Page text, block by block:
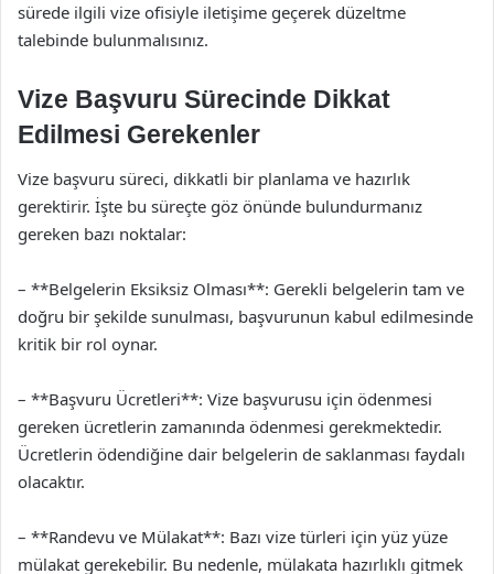
sürede ilgili vize ofisiyle iletişime geçerek düzeltme
talebinde bulunmalısınız.
Vize Başvuru Sürecinde Dikkat
Edilmesi Gerekenler
Vize başvuru süreci, dikkatli bir planlama ve hazırlık
gerektirir. İşte bu süreçte göz önünde bulundurmanız
gereken bazı noktalar:
– **Belgelerin Eksiksiz Olması**: Gerekli belgelerin tam ve
doğru bir şekilde sunulması, başvurunun kabul edilmesinde
kritik bir rol oynar.
– **Başvuru Ücretleri**: Vize başvurusu için ödenmesi
gereken ücretlerin zamanında ödenmesi gerekmektedir.
Ücretlerin ödendiğine dair belgelerin de saklanması faydalı
olacaktır.
– **Randevu ve Mülakat**: Bazı vize türleri için yüz yüze
mülakat gerekebilir. Bu nedenle, mülakata hazırlıklı gitmek